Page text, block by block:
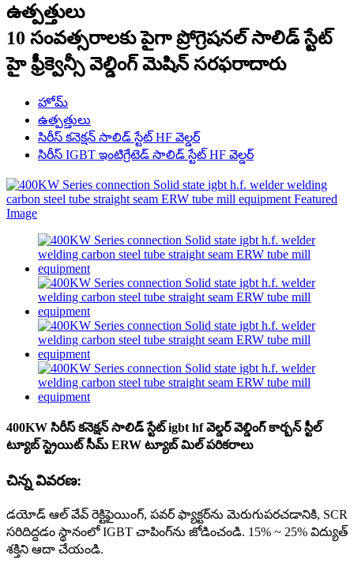
ఉత్పత్తులు
10 సంవత్సరాలకు పైగా ప్రోగ్రెషనల్ సాలిడ్ స్టేట్
హై ఫ్రీక్వెన్సీ వెల్డింగ్ మెషిన్ సరఫరాదారు
హోమ్
ఉత్పత్తులు
సిరీస్ కనెక్షన్ సాలిడ్ స్టేట్ HF వెల్డర్
సిరీస్ IGBT ఇంటిగ్రేటెడ్ సాలిడ్ స్టేట్ HF వెల్డర్
400KW సిరీస్ కనెక్షన్ సాలిడ్ స్టేట్ igbt hf వెల్డర్ వెల్డింగ్ కార్బన్ స్టీల్
ట్యూబ్ స్ట్రెయిట్ సీమ్ ERW ట్యూబ్ మిల్ పరికరాలు
చిన్న వివరణ:
డయోడ్ ఆల్ వేవ్ రెక్టిఫైయింగ్, పవర్ ఫ్యాక్టర్‌ను మెరుగుపరచడానికి, SCR
సరిదిద్దడం స్థానంలో IGBT చాపింగ్‌ను జోడించండి. 15% ~ 25% విద్యుత్
శక్తిని ఆదా చేయండి.